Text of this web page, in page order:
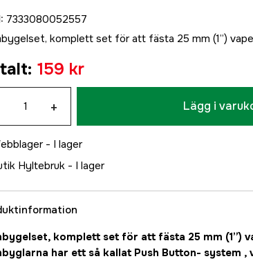
: 7333080052557
komplett set för att fästa 25 mm (1”)
: 159 kr
+ Lägg i
- I lager
Hyltebruk - I lager
komplett set för att fästa 25 mm (1”)
har ett så kallat Push Button- system ,